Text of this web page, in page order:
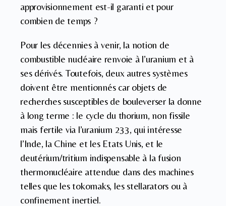
approvisionnement est-il garanti et pour
combien de temps ?
Pour les décennies à venir, la notion de
combustible nucléaire renvoie à l’uranium et à
ses dérivés. Toutefois, deux autres systèmes
doivent être mentionnés car objets de
recherches susceptibles de bouleverser la donne
à long terme : le cycle du thorium, non fissile
mais fertile via l’uranium 233, qui intéresse
l’Inde, la Chine et les Etats Unis, et le
deutérium/tritium indispensable à la fusion
thermonucléaire attendue dans des machines
telles que les tokomaks, les stellarators ou à
confinement inertiel.